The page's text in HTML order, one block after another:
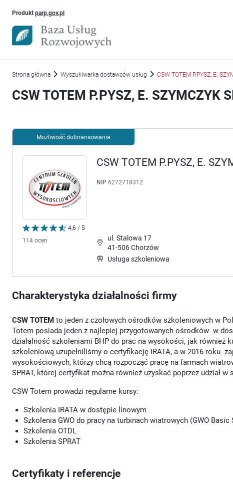
Produkt parp.gov.plUwaga, link otworzy się w nowym oknie
Strona główna Wyszukiwarka dostawców usług CSW TOTEM P.PYSZ, E.
CSW TOTEM P.PYSZ, E. SZYMCZYK
Możliwość dofinansowania
4,6 / 5
114 ocen
CSW TOTEM P.PYSZ, E.
NIP 6272718312
ul. Stalowa 17
41-506 Chorzów
Usługa szkoleniowa
Charakterystyka działalności firmy
CSW TOTEM to jeden z czołowych ośrodków szkoleniowych w
Totem posiada jeden z najlepiej przygotowanych ośrodków w
działalność szkoleniami BHP do prac na wysokości, jak również
szkoleniową uzupełniliśmy o certyfikację IRATA, a w 2016 roku
wysokościowych, którzy chcą rozpocząć pracę na farmach
SPRAT, której certyfikat można również uzyskać poprzez udział
CSW Totem prowadzi regularne kursy:
Szkolenia IRATA w dostępie linowym
Szkolenia GWO do pracy na turbinach wiatrowych (GWO
Szkolenia OTDL
Szkolenia SPRAT
Certyfikaty i referencje